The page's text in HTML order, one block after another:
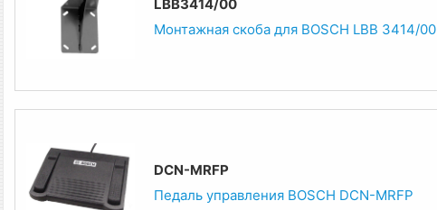
LBB3414/00
Монтажная скоба для BOSCH LBB 3414/00
DCN-MRFP
Педаль управления BOSCH DCN-MRFP